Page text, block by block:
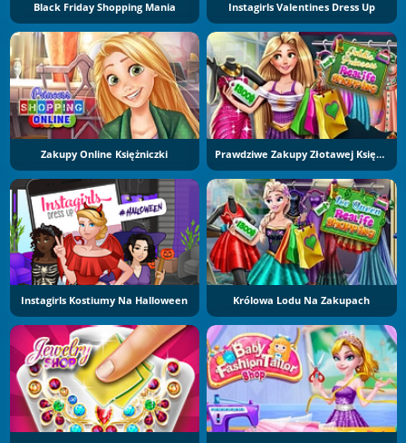
Black Friday Shopping Mania Instagirls Valentines Dress Up
Zakupy Online Księżniczki Prawdziwe Zakupy Złotawej Księżniczki
Instagirls Kostiumy Na Halloween Królowa Lodu Na Zakupach